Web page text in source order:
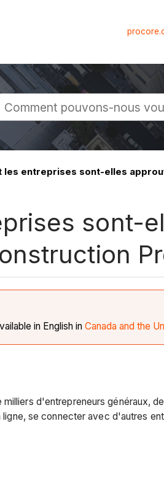
globale
les entreprises sont-elles
sont-
in English in Canada and the
d'entrepreneurs généraux,
se connecter avec d'autres